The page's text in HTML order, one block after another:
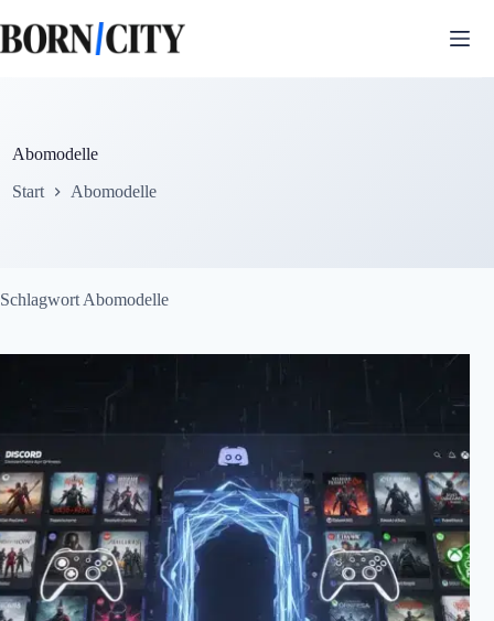
Inhalt
springen
Abomodelle
Start Abomodelle
Schlagwort Abomodelle